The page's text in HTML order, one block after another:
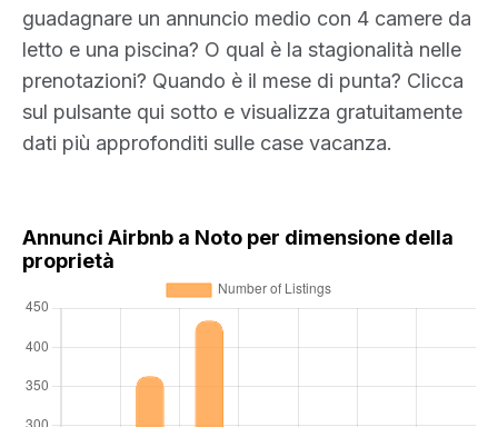
guadagnare un annuncio medio con 4 camere da
letto e una piscina? O qual è la stagionalità nelle
prenotazioni? Quando è il mese di punta? Clicca
sul pulsante qui sotto e visualizza gratuitamente
dati più approfonditi sulle case vacanza.
Annunci Airbnb a Noto per dimensione della
proprietà